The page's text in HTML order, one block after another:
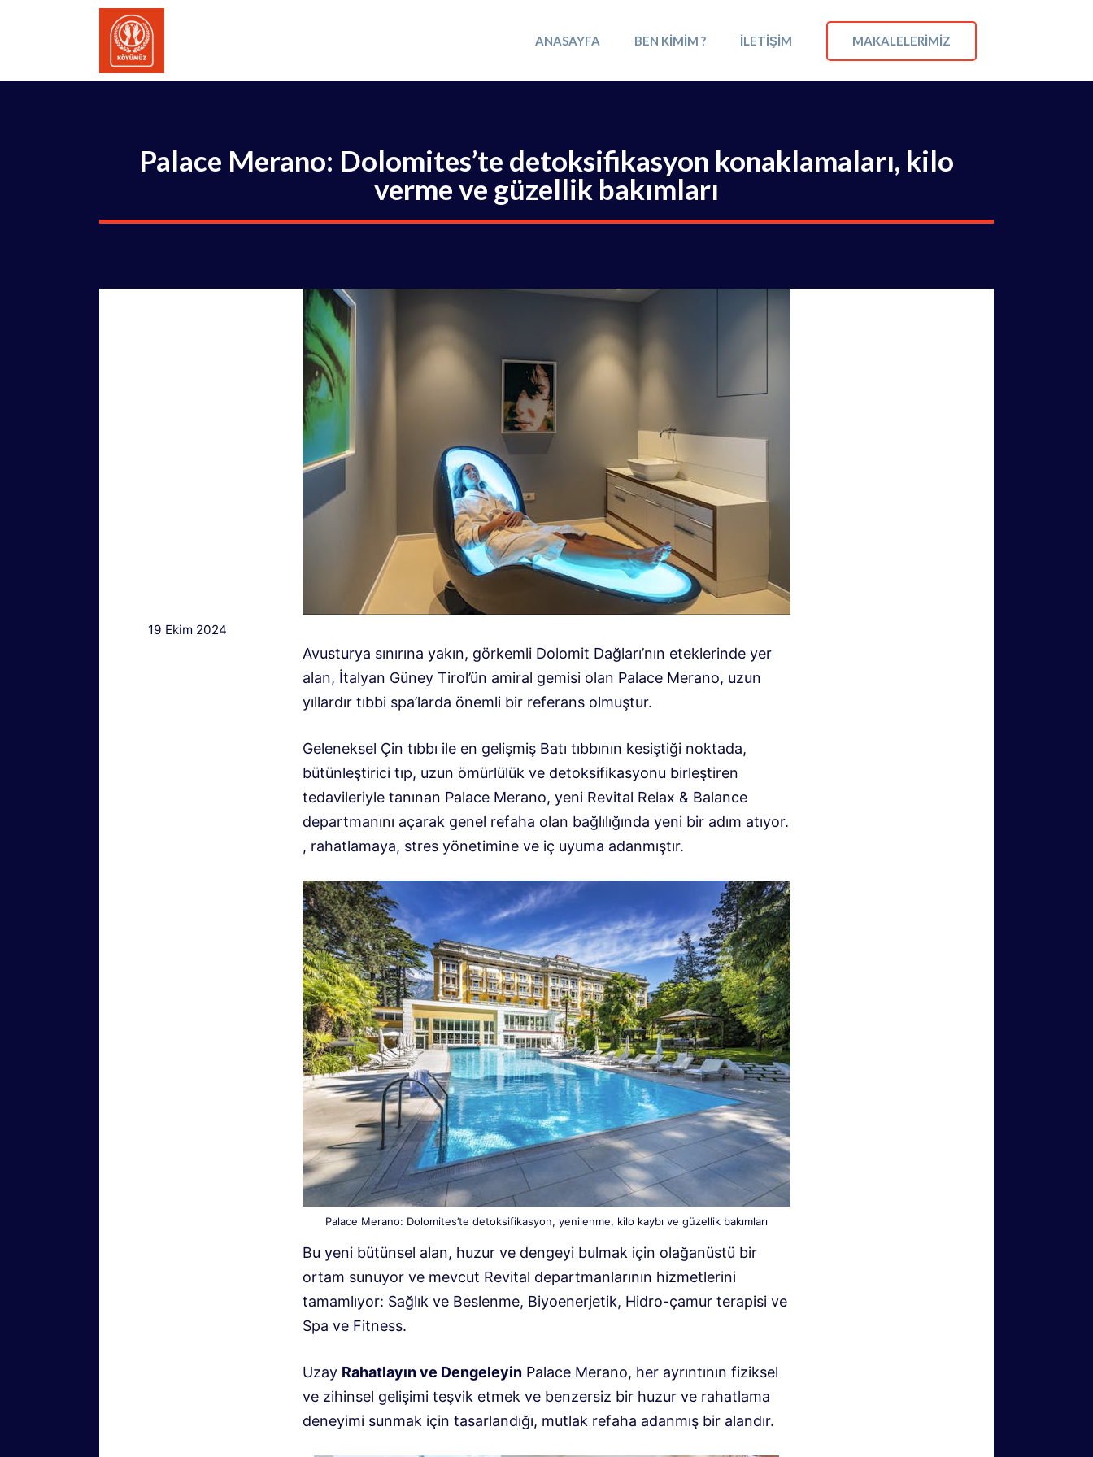
ANASAYFA BEN KIMIM ? İLETIŞIM MAKALELERIMIZ
Palace Merano: Dolomites’te detoksifikasyon konaklamaları, kilo
verme ve güzellik bakımları
19 Ekim 2024
Avusturya sınırına yakın, görkemli Dolomit Dağları’nın eteklerinde yer
alan, İtalyan Güney Tirol’ün amiral gemisi olan Palace Merano, uzun
yıllardır tıbbi spa’larda önemli bir referans olmuştur.
Geleneksel Çin tıbbı ile en gelişmiş Batı tıbbının kesiştiği noktada,
bütünleştirici tıp, uzun ömürlülük ve detoksifikasyonu birleştiren
tedavileriyle tanınan Palace Merano, yeni Revital Relax & Balance
departmanını açarak genel refaha olan bağlılığında yeni bir adım atıyor.
, rahatlamaya, stres yönetimine ve iç uyuma adanmıştır.
Palace Merano: Dolomites’te detoksifikasyon, yenilenme, kilo kaybı ve güzellik bakımları
Bu yeni bütünsel alan, huzur ve dengeyi bulmak için olağanüstü bir
ortam sunuyor ve mevcut Revital departmanlarının hizmetlerini
tamamlıyor: Sağlık ve Beslenme, Biyoenerjetik, Hidro-çamur terapisi ve
Spa ve Fitness.
Uzay Rahatlayın ve Dengeleyin Palace Merano, her ayrıntının fiziksel
ve zihinsel gelişimi teşvik etmek ve benzersiz bir huzur ve rahatlama
deneyimi sunmak için tasarlandığı, mutlak refaha adanmış bir alandır.